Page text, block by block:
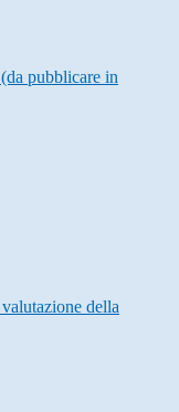
pubblicare in
della